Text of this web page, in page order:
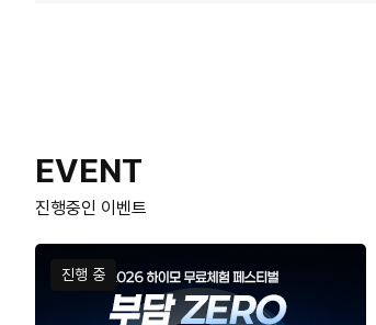
EVENT
진행중인 이벤트
진행 중